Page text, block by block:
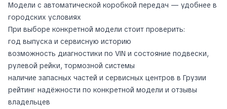
Модели с автоматической коробкой передач — удобнее в
городских условиях
При выборе конкретной модели стоит проверить:
год выпуска и сервисную историю
возможность диагностики по VIN и состояние подвески,
рулевой рейки, тормозной системы
наличие запасных частей и сервисных центров в Грузии
рейтинг надёжности по конкретной модели и отзывы
владельцев